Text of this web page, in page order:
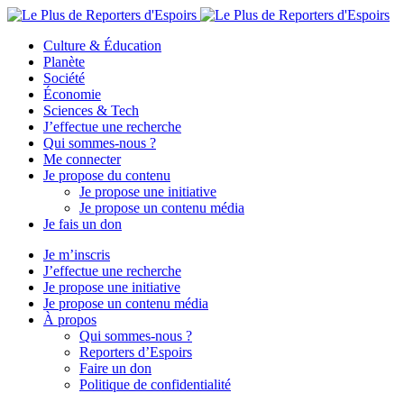
Culture & Éducation
Planète
Société
Économie
Sciences & Tech
J’effectue une recherche
Qui sommes-nous ?
Me connecter
Je propose du contenu
Je propose une initiative
Je propose un contenu média
Je fais un don
Je m’inscris
J’effectue une recherche
Je propose une initiative
Je propose un contenu média
À propos
Qui sommes-nous ?
Reporters d’Espoirs
Faire un don
Politique de confidentialité